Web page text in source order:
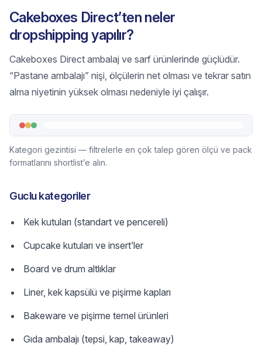
Cakeboxes Direct’ten neler
dropshipping yapılır?
Cakeboxes Direct ambalaj ve sarf ürünlerinde güçlüdür.
“Pastane ambalajı” nişi, ölçülerin net olması ve tekrar satın
alma niyetinin yüksek olması nedeniyle iyi çalışır.
Kategori gezintisi — filtrelerle en çok talep gören ölçü ve pack
formatlarını shortlist’e alın.
Guclu kategoriler
Kek kutuları (standart ve pencereli)
Cupcake kutuları ve insert’ler
Board ve drum altlıklar
Liner, kek kapsülü ve pişirme kapları
Bakeware ve pişirme temel ürünleri
Gıda ambalajı (tepsi, kap, takeaway)